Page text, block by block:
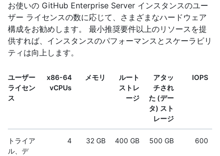
お使いの GitHub Enterprise Server インスタンスのユー
ザー ライセンスの数に応じて、さまざまなハードウェア
構成をお勧めします。 最小推奨要件以上のリソースを提
供すれば、インスタンスのパフォーマンスとスケーラビリ
ティは向上します。
ユーザー
ライセン
ス
x86-64
vCPUs
メモリ
ルート
ストレ
ージ
アタッ
チされ
た (デー
タ) スト
レージ
IOPS
トライア
ル、デ
4 32 GB 400 GB 500 GB 600